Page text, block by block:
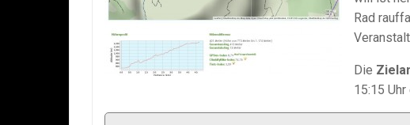
Rad
Die
15:15 Uhr